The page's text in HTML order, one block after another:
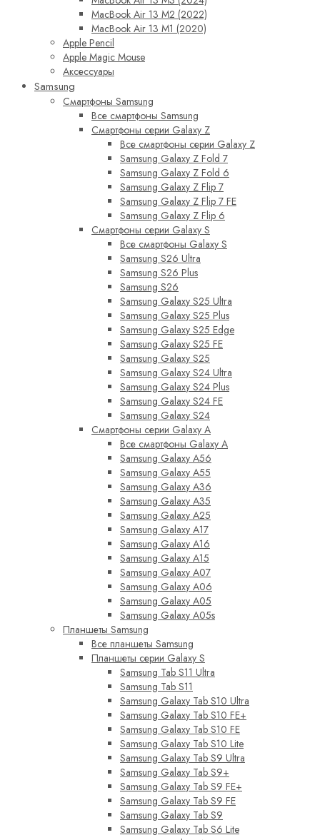
MacBook Air 13 M2 (2022)
MacBook Air 13 M1 (2020)
Apple Pencil
Apple Magic Mouse
Аксессуары
Samsung
Смартфоны Samsung
Все смартфоны Samsung
Смартфоны серии Galaxy Z
Все смартфоны серии Galaxy Z
Samsung Galaxy Z Fold 7
Samsung Galaxy Z Fold 6
Samsung Galaxy Z Flip 7
Samsung Galaxy Z Flip 7 FE
Samsung Galaxy Z Flip 6
Смартфоны серии Galaxy S
Все смартфоны Galaxy S
Samsung S26 Ultra
Samsung S26 Plus
Samsung S26
Samsung Galaxy S25 Ultra
Samsung Galaxy S25 Plus
Samsung Galaxy S25 Edge
Samsung Galaxy S25 FE
Samsung Galaxy S25
Samsung Galaxy S24 Ultra
Samsung Galaxy S24 Plus
Samsung Galaxy S24 FE
Samsung Galaxy S24
Смартфоны серии Galaxy A
Все смартфоны Galaxy A
Samsung Galaxy A56
Samsung Galaxy A55
Samsung Galaxy A36
Samsung Galaxy A35
Samsung Galaxy A25
Samsung Galaxy A17
Samsung Galaxy A16
Samsung Galaxy A15
Samsung Galaxy A07
Samsung Galaxy A06
Samsung Galaxy A05
Samsung Galaxy A05s
Планшеты Samsung
Все планшеты Samsung
Планшеты серии Galaxy S
Samsung Tab S11 Ultra
Samsung Tab S11
Samsung Galaxy Tab S10 Ultra
Samsung Galaxy Tab S10 FE+
Samsung Galaxy Tab S10 FE
Samsung Galaxy Tab S10 Lite
Samsung Galaxy Tab S9 Ultra
Samsung Galaxy Tab S9+
Samsung Galaxy Tab S9 FE+
Samsung Galaxy Tab S9 FE
Samsung Galaxy Tab S9
Samsung Galaxy Tab S6 Lite